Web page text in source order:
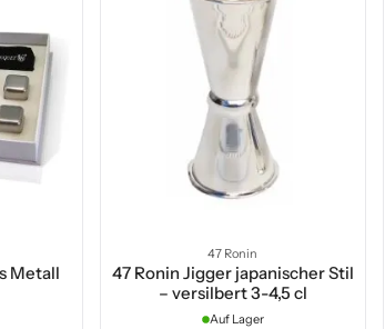
Metall
47 Ronin
47 Ronin Jigger japanischer Stil
– versilbert 3-4,5 cl
Auf Lager